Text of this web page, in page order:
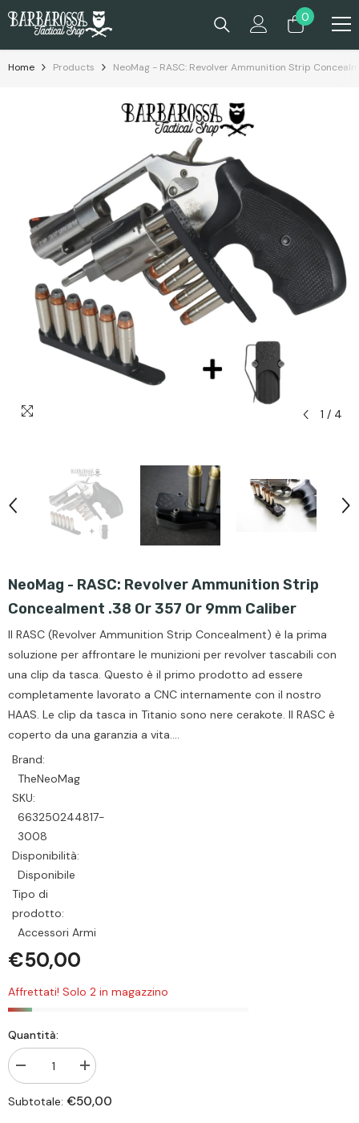
00
prodotti
Home Products NeoMag - RASC: Revolver Ammunition Strip
1 / 4
NeoMag - RASC: Revolver Ammunition Strip
Concealment .38 Or 357 Or 9mm Caliber
Il RASC (Revolver Ammunition Strip Concealment) è la prima
soluzione per affrontare le munizioni per revolver tascabili con
una clip da tasca. Questo è il primo prodotto ad essere
completamente lavorato a CNC internamente con il nostro
HAAS. Le clip da tasca in Titanio sono nere cerakote. Il RASC è
coperto da una garanzia a vita....
Brand:
TheNeoMag
SKU:
663250244817-
3008
Disponibilità:
Disponibile
Tipo di
prodotto:
Accessori Armi
€50,00
Affrettati! Solo 2 in magazzino
Quantità:
Diminiusci
quantità
per
NeoMag
Aumenta
quantità
per
NeoMag
Subtotale: €50,00